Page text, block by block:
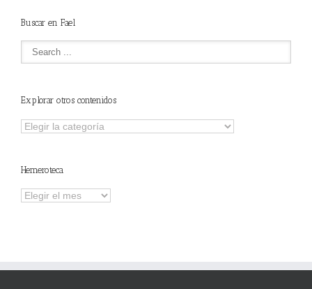
Buscar en Fael
Explorar otros contenidos
Explorar
Hemeroteca
Hemeroteca